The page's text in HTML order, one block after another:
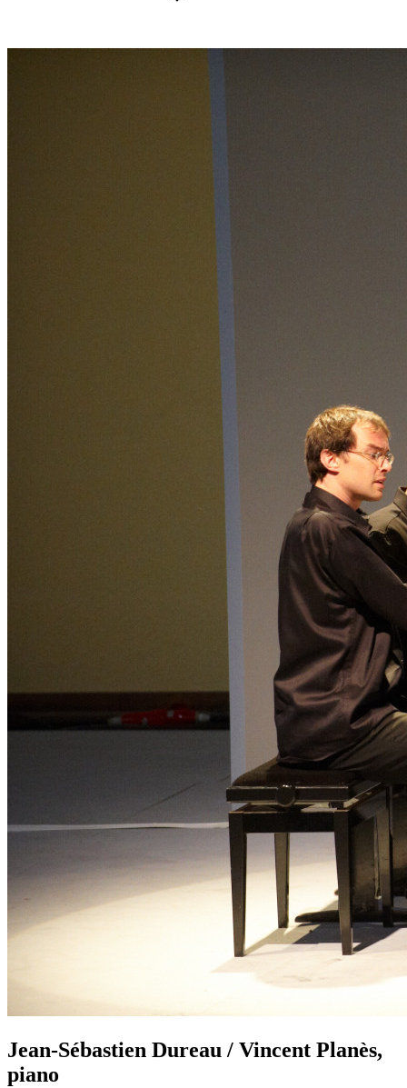
Jean-Sébastien Dureau / Vincent Planès,
piano